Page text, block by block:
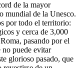
de la mayor
mundial de la Unesco.
por todo el territorio:
y cerca de 3,000
pasando por el
puede evitar
glorioso pasado, que